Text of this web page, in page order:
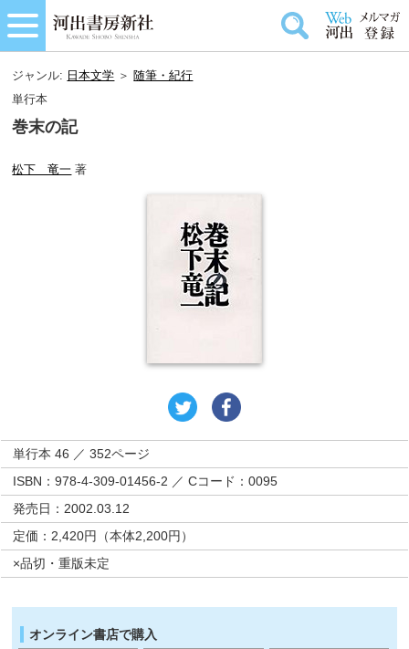
ジャンル: 日本文学 ＞ 随筆・紀行
単行本
巻末の記
松下 竜一 著
単行本 46 ／ 352ページ
ISBN：978-4-309-01456-2 ／ Cコード：0095
発売日：2002.03.12
定価：2,420円（本体2,200円）
×品切・重版未定
オンライン書店で購入